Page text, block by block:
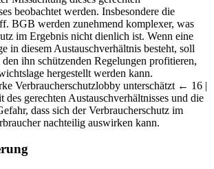
beobachtet werden. Insbesondere die
BGB werden zunehmend komplexer, was
im Ergebnis nicht dienlich ist. Wenn eine
in diesem Austauschverhältnis besteht, soll
ihn schützenden Regelungen profitieren,
hergestellt werden kann.
Verbraucherschutzlobby unterschätzt ← 16 |
des gerechten Austauschverhältnisses und die
dass sich der Verbraucherschutz im
nachteilig auswirken kann.